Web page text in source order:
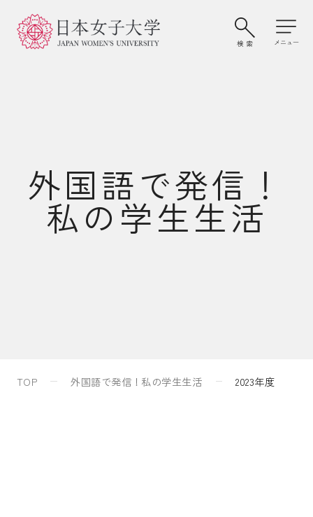
大学案内・学びの特色
外国語で発信！
私の学生生活
TOP 外国語で発信！私の学生生活 2023年度